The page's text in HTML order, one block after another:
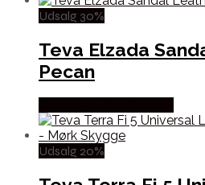
Udsalg 30%
Teva Elzada
Pecan
Udsalg 20%